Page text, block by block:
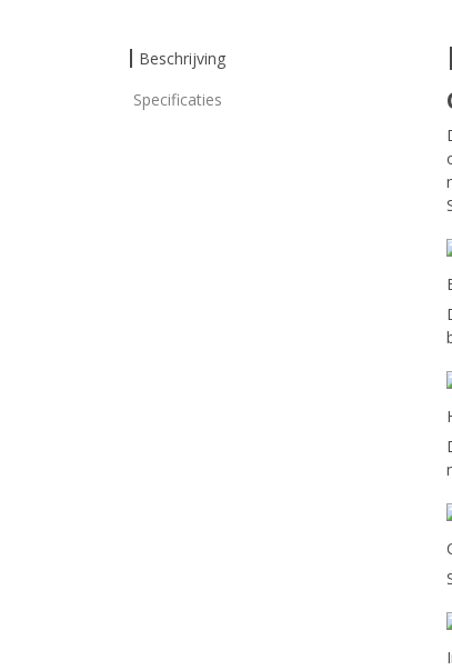
Beschrijving
Specificaties